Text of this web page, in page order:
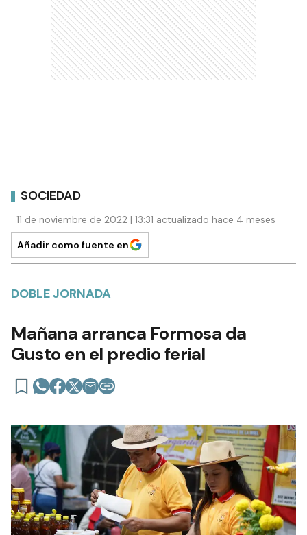
SOCIEDAD
11 de noviembre de 2022 | 13:31 actualizado hace 4 meses
Añadir como fuente en
DOBLE JORNADA
Mañana arranca Formosa da
Gusto en el predio ferial